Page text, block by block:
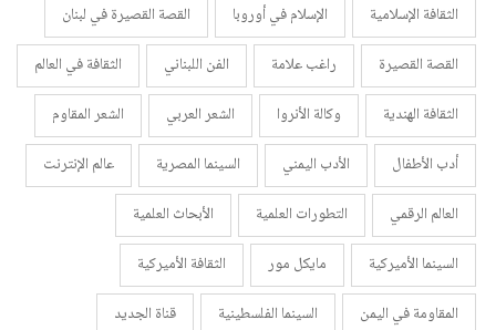
الثقافة الإسلامية
الإسلام في أوروبا
القصة القصيرة في لبنان
القصة القصيرة
راغب علامة الفن اللبناني
الثقافة في العالم
الثقافة الهندية
وكالة الأنروا الشعر العربي
الشعر المقاوم
أدب الأطفال
الأدب اليمني السينما المصرية
عالم الإنترنت
العالم الرقمي
التطورات العلمية
الأبحاث العلمية
السينما الأميركية
مايكل مور
الثقافة الأميركية
المقاومة في اليمن
السينما الفلسطينية
قناة الجديد